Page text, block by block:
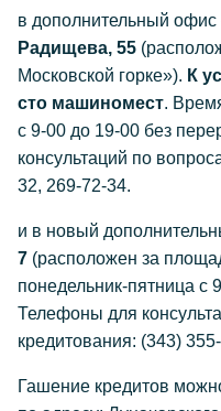
в дополнительный
Радищева, 55
Московской горке»). К
сто машиномест.
с 9-00 до 19-00 без
консультаций по
32, 269-72-34.
и в новый
7 (расположен за
понедельник-пятница с
Телефоны для
кредитования: (343)
Гашение кредитов